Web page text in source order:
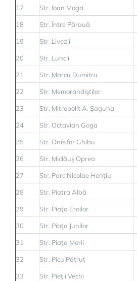
17 Str. Ioan Moga
18 Str. Între Părauă
19 Str .Livezii
20 Str. Luncii
21 Str. Marcu Dumitru
22 Str. Memorandiştilor
23 Str. Mitropolit A. Şaguna
24 Str. Octavian Goga
25 Str. Onisifor Ghibu
26 Str. Miclăuş Oprea
27 Str. Parc Nicolae Henţiu
28 Str. Piatra Albă
29 Str. Piaţa Eroilor
30 Str. Piaţa Junilor
31 Str. Piaţa Morii
32 Str. Picu Pătruţ
33 Str. Pieţii Vechi